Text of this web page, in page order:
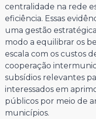
centralidade na rede
eficiência. Essas
uma gestão
modo a equilibrar os
escala com os custos
cooperação
subsídios relevantes
interessados em
públicos por meio de
municípios.